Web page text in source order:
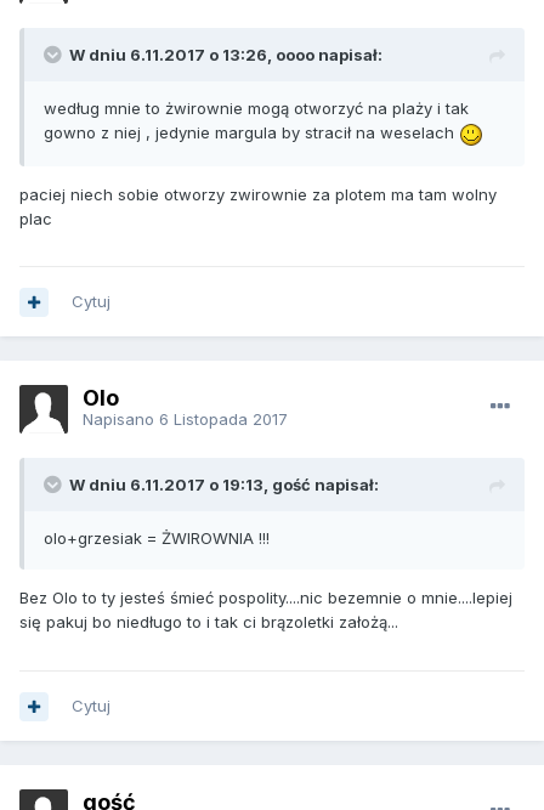
W dniu 6.11.2017 o 13:26, oooo napisał:
według mnie to żwirownie mogą otworzyć na plaży i tak
gowno z niej , jedynie margula by stracił na weselach
paciej niech sobie otworzy zwirownie za plotem ma tam wolny
plac
Cytuj
Olo
Napisano 6 Listopada 2017
W dniu 6.11.2017 o 19:13, gość napisał:
olo+grzesiak = ŻWIROWNIA !!!
Bez Olo to ty jesteś śmieć pospolity....nic bezemnie o mnie....lepiej
się pakuj bo niedługo to i tak ci brązoletki założą...
Cytuj
gość